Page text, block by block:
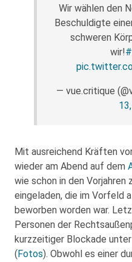
Wir wählen den
Beschuldigte
schweren
wir!
— vue.critique
Mit ausreichend Kräften
wieder am Abend auf dem
wie schon in den Vorjahren
eingeladen, die im Vorfeld
beworben worden war.
Personen der
kurzzeitiger Blockade
(Fotos). Obwohl es einer